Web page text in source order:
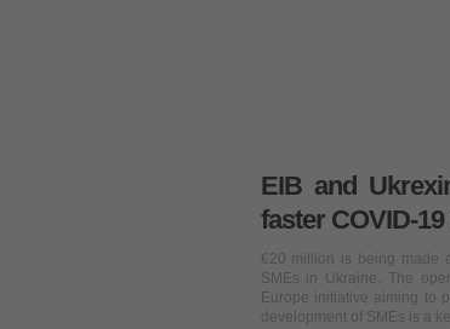
EIB and
faster COVID-
€20 million is being made
SMEs in Ukraine. The
Europe initiative aiming to
development of SMEs is a